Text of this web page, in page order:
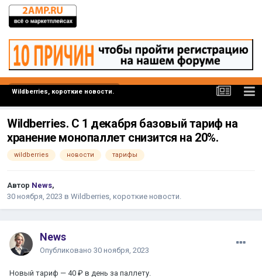
Wildberries, короткие новости.
Wildberries. С 1 декабря базовый тариф на
хранение монопаллет снизится на 20%.
wildberries новости тарифы
Автор News,
30 ноября, 2023 в Wildberries, короткие новости.
News
Опубликовано 30 ноября, 2023
Новый тариф — 40 ₽ в день за паллету.